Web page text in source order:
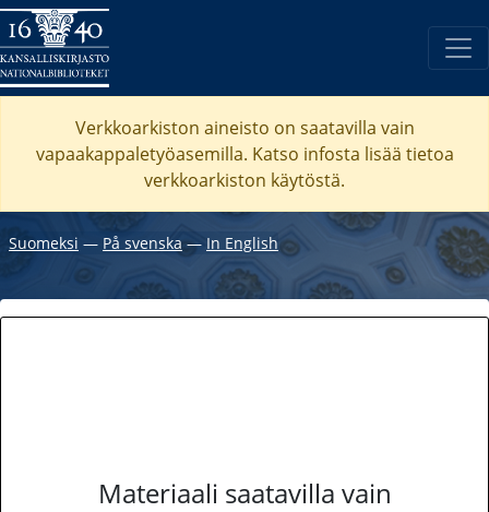
Verkkoarkiston aineisto on saatavilla vain
vapaakappaletyöasemilla. Katso infosta lisää tietoa
verkkoarkiston käytöstä.
Suomeksi ― På svenska― In English
Materiaali saatavilla vain